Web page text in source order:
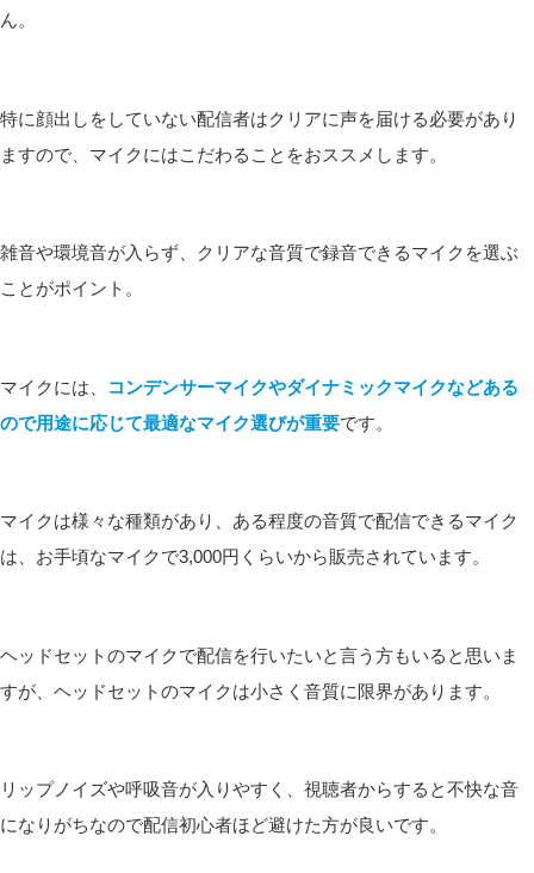
ん。
特に顔出しをしていない配信者はクリアに声を届ける必要があり
ますので、マイクにはこだわることをおススメします。
雑音や環境音が入らず、クリアな音質で録音できるマイクを選ぶ
ことがポイント。
マイクには、
コンデンサーマイクやダイナミックマイクなどある
ので用途に応じて最適なマイク選びが重要です。
マイクは様々な種類があり、ある程度の音質で配信できるマイク
は、お手頃なマイクで3,000円くらいから販売されています。
ヘッドセットのマイクで配信を行いたいと言う方もいると思いま
すが、ヘッドセットのマイクは小さく音質に限界があります。
リップノイズや呼吸音が入りやすく、視聴者からすると不快な音
になりがちなので配信初心者ほど避けた方が良いです。